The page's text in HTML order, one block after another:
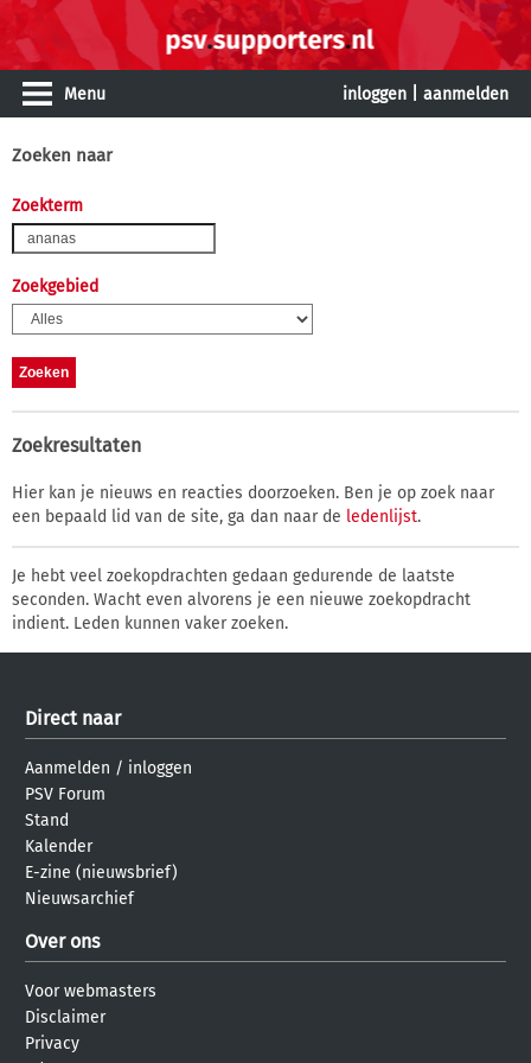
Menu inloggen aanmelden
Zoeken naar
Zoekterm
Zoekgebied
Zoekresultaten
Hier kan je nieuws en reacties doorzoeken. Ben je op zoek naar
een bepaald lid van de site, ga dan naar de ledenlijst.
Je hebt veel zoekopdrachten gedaan gedurende de laatste
seconden. Wacht even alvorens je een nieuwe zoekopdracht
indient. Leden kunnen vaker zoeken.
Direct naar
Aanmelden / inloggen
PSV Forum
Stand
Kalender
E-zine (nieuwsbrief)
Nieuwsarchief
Over ons
Voor webmasters
Disclaimer
Privacy